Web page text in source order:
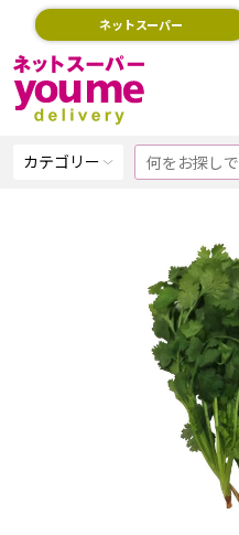
ネットスーパー
カテゴリー